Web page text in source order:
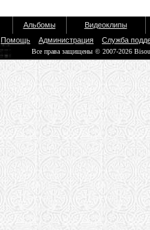
Альбомы
Видеоклипы
Помощь Администрация Служба
Все права защищены © 2007-2026